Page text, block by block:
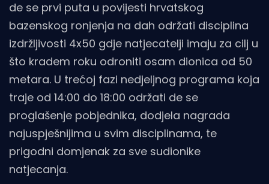
de se prvi puta u povijesti hrvatskog
bazenskog ronjenja na dah održati disciplina
izdržljivosti 4x50 gdje natjecatelji imaju za cilj u
što kradem roku odroniti osam dionica od 50
metara. U trećoj fazi nedjeljnog programa koja
traje od 14:00 do 18:00 održati de se
proglašenje pobjednika, dodjela nagrada
najuspješnijima u svim disciplinama, te
prigodni domjenak za sve sudionike
natjecanja.